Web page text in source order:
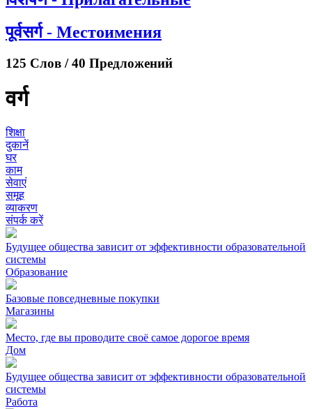
पूर्वसर्ग - Местоимения
125 Слов / 40 Предложений
वर्ग
शिक्षा
दुकानें
घर
काम
सेवाएं
समूह
व्याकरण
संपर्क करें
Будущее общества зависит от эффективности образовательной
системы
Образование
Базовые повседневные покупки
Магазины
Место, где вы проводите своё самое дорогое время
Дом
Будущее общества зависит от эффективности образовательной
системы
Работа